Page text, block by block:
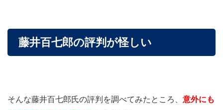
藤井百七郎の評判が怪しい
そんな藤井百七郎氏の評判を調べてみたところ、 意外にも